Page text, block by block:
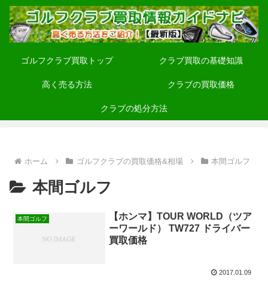
ゴルフクラブ買取トップ クラブ買取の基礎知識
高く売る方法 クラブの買取価格
クラブの処分方法
ホーム ゴルフクラブの買取価格&相場 本間ゴルフ
本間ゴルフ
本間ゴルフ
【ホンマ】TOUR WORLD（ツア
ーワールド） TW727 ドライバー
買取価格
2017.01.09